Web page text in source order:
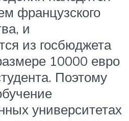
французского
и
из госбюджета
10000 евро
Поэтому
университетах